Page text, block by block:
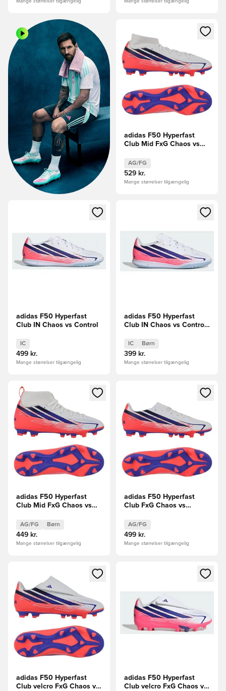
Mange størrelser tilgængelig Mange størrelser tilgængelig
Åbner en Modal til at logge
adidas F50 Hyperfast
Club Mid FxG Chaos vs
AG/FG
529 kr.
Mange størrelser tilgængelig
Åbner en Modal til at logge ind eller tilmelde dig som
adidas F50 Hyperfast
Club IN Chaos vs Control
IC
499 kr.
Mange størrelser tilgængelig
Åbner en Modal til at logge
adidas F50 Hyperfast
Club IN Chaos vs Control
IC Børn
399 kr.
Mange størrelser tilgængelig
Åbner en Modal til at logge ind eller tilmelde dig som
adidas F50 Hyperfast
Club Mid FxG Chaos vs
AG/FG Børn
449 kr.
Mange størrelser tilgængelig
Åbner en Modal til at logge
adidas F50 Hyperfast
Club FxG Chaos vs
AG/FG
499 kr.
Mange størrelser tilgængelig
Åbner en Modal til at logge ind eller tilmelde dig som
adidas F50 Hyperfast
Club velcro FxG Chaos vs
Åbner en Modal til at logge
adidas F50 Hyperfast
Club velcro FxG Chaos vs